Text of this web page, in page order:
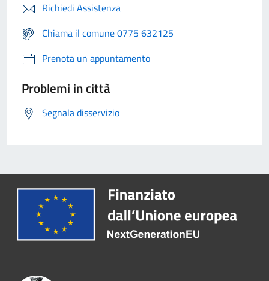
Richiedi Assistenza
Chiama il comune 0775 632125
Prenota un appuntamento
Problemi in città
Segnala disservizio